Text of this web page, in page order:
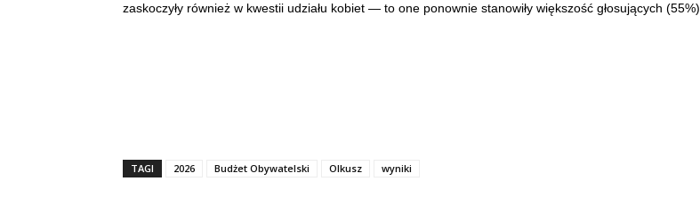
zaskoczyły również w kwestii udziału kobiet — to one ponownie stanowiły większość głosujących (55%).
TAGI 2026 Budżet Obywatelski Olkusz wyniki